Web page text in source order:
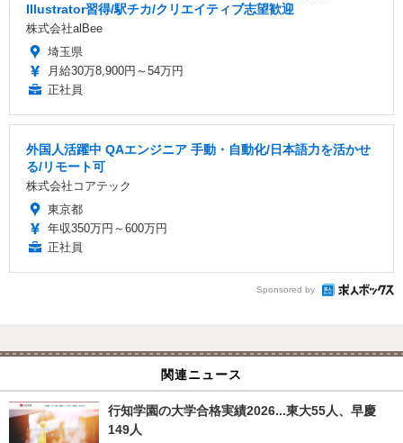
Illustrator習得/駅チカ/クリエイティブ志望歓迎
株式会社alBee
埼玉県
月給30万8,900円～54万円
正社員
外国人活躍中 QAエンジニア 手動・自動化/日本語力を活かせ
る/リモート可
株式会社コアテック
東京都
年収350万円～600万円
正社員
Sponsored by
関連ニュース
行知学園の大学合格実績2026...東大55人、早慶
149人